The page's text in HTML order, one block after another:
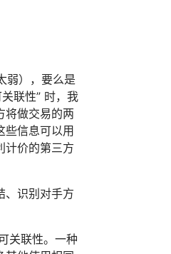
弱），要么是
联性” 时，我
将做交易的两
些信息可以用
计价的第三方
、识别对手方
关联性。一种